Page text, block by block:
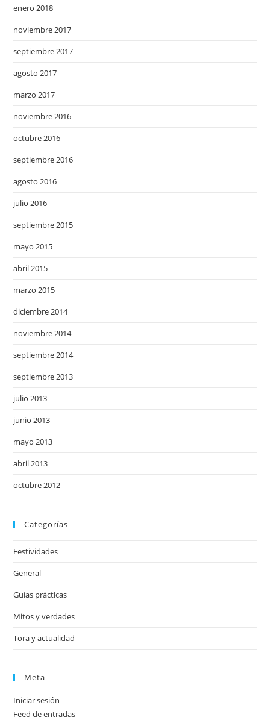
enero 2018
noviembre 2017
septiembre 2017
agosto 2017
marzo 2017
noviembre 2016
octubre 2016
septiembre 2016
agosto 2016
julio 2016
septiembre 2015
mayo 2015
abril 2015
marzo 2015
diciembre 2014
noviembre 2014
septiembre 2014
septiembre 2013
julio 2013
junio 2013
mayo 2013
abril 2013
octubre 2012
Categorías
Festividades
General
Guías prácticas
Mitos y verdades
Tora y actualidad
Meta
Iniciar sesión
Feed de entradas